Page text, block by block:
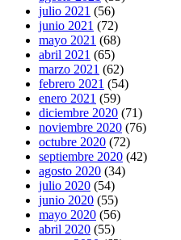
julio 2021 (56)
junio 2021 (72)
mayo 2021 (68)
abril 2021 (65)
marzo 2021 (62)
febrero 2021 (54)
enero 2021 (59)
diciembre 2020 (71)
noviembre 2020 (76)
octubre 2020 (72)
septiembre 2020 (42)
agosto 2020 (34)
julio 2020 (54)
junio 2020 (55)
mayo 2020 (56)
abril 2020 (55)